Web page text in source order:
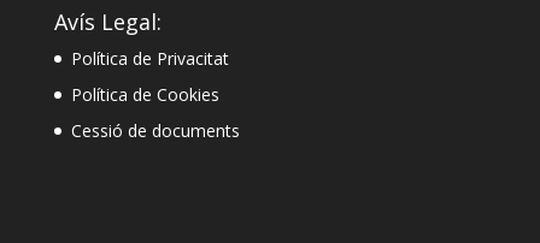
Avís Legal:
Política de Privacitat
Política de Cookies
Cessió de documents